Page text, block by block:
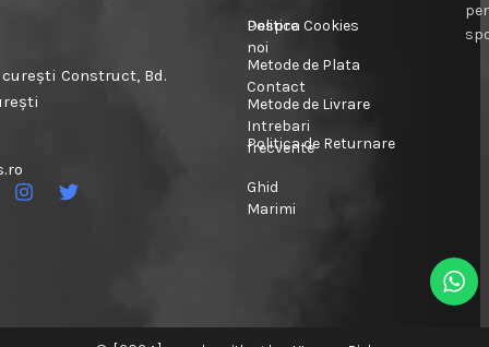
Construct, Bd.
Despre
noi
Contact
Intrebari
frecvente
Ghid
Marimi
Politica Cookies
Metode de Plata
Metode de Livrare
Politica de Returnare